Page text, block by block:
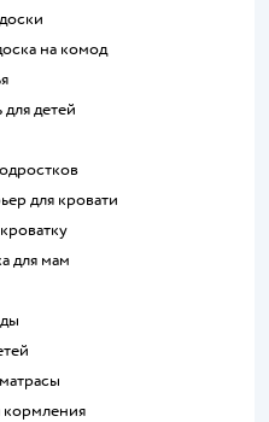
на комод
для детей
для кровати
для мам
кормления